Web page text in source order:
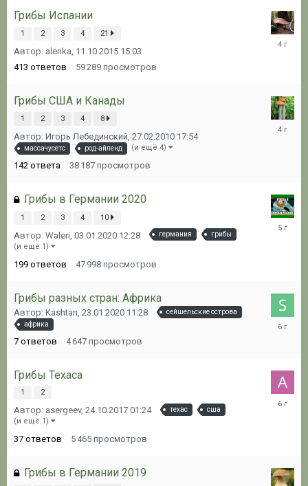
Грибы Испании
1 2 3 4 21
Автор: alenka, 11.10.2015 15:03
413 ответов 59 289 просмотров
Грибы США и Канады
1 2 3 4 8
Автор: Игорь Лебединский, 27.02.2010 17:54
массачусетс род-айленд (и ещё 4)
142 ответа 38 187 просмотров
Грибы в Германии 2020
1 2 3 4 10
Автор: Waleri, 03.01.2020 12:28 германия грибы
(и ещё 1)
199 ответов 47 998 просмотров
Грибы разных стран: Африка
Автор: Kashtan, 23.01.2020 11:28
сейшельские острова
африка
7 ответов 4 647 просмотров
Грибы Техаса
1 2
Автор: asergeev, 24.10.2017 01:24 техас сша
(и ещё 1)
37 ответов 5 465 просмотров
Грибы в Германии 2019